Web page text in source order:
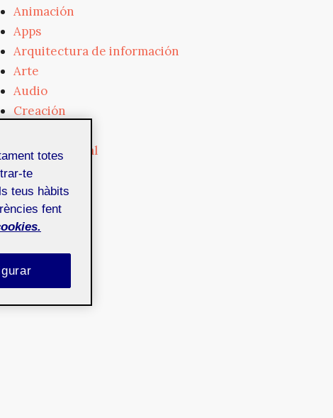
Animación
Apps
Arquitectura de información
Arte
Audio
Creación
Cultura digital
Diseño
Dispositivos
totes
te
teus hàbits
fent